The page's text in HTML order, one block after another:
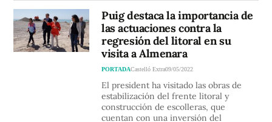
Puig destaca la importancia de
las actuaciones contra la
regresión del litoral en su
visita a Almenara
PORTADACastelló Extra09/05/2022
El president ha visitado las obras de
estabilización del frente litoral y
construcción de escolleras, que
cuentan con una inversión del